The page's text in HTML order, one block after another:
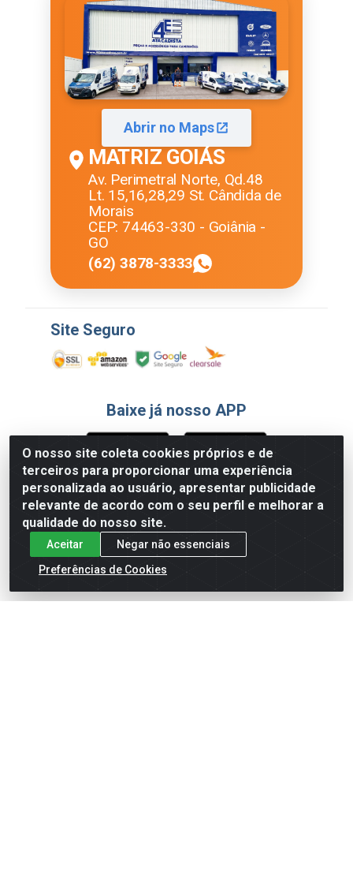
O nosso site coleta cookies próprios e de
terceiros para proporcionar uma experiência
personalizada ao usuário, apresentar publicidade
relevante de acordo com o seu perfil e melhorar a
qualidade do nosso site.
Aceitar
Negar não essenciais
Preferências de Cookies
Abrir no Maps
MATRIZ GOIÁS
Av. Perimetral Norte, Qd.48
Lt. 15,16,28,29 St. Cândida de
Morais
CEP: 74463-330 - Goiânia -
GO
(62) 3878-3333
Site Seguro
Baixe já nosso APP
Formas de Pagamento